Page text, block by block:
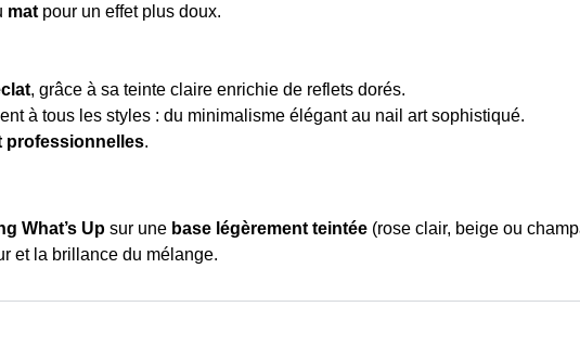
mat pour un effet plus doux.
, grâce à sa teinte claire enrichie de reflets dorés.
à tous les styles : du minimalisme élégant au nail art sophistiqué.
professionnelles.
What’s Up sur une base légèrement teintée (rose clair, beige ou
et la brillance du mélange.